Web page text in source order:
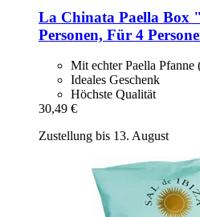
La Chinata Paella Box
Personen, Für 4
Mit echter Paella
Ideales Geschenk
Höchste Qualität
30,49 €
Zustellung bis 13. August